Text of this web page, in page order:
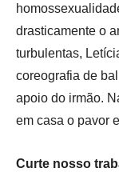
drasticamente o
turbulentas,
coreografia de
apoio do irmão.
em casa o pavor
Curte nosso